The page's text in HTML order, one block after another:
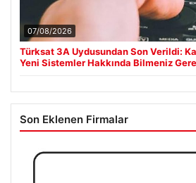
07/08/2026
Türksat 3A Uydusundan Son Verildi:
Yeni Sistemler Hakkında Bilmeniz
Son Eklenen Firmalar